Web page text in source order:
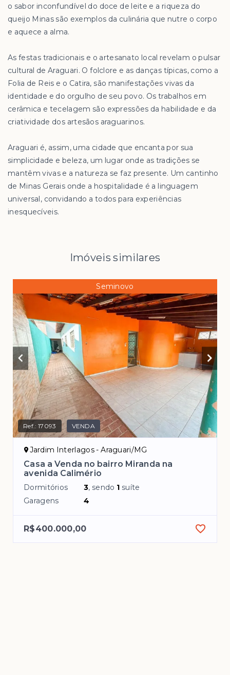
o sabor inconfundível do doce de leite e a riqueza do
queijo Minas são exemplos da culinária que nutre o corpo
e aquece a alma.
As festas tradicionais e o artesanato local revelam o pulsar
cultural de Araguari. O folclore e as danças típicas, como a
Folia de Reis e o Catira, são manifestações vivas da
identidade e do orgulho de seu povo. Os trabalhos em
cerâmica e tecelagem são expressões da habilidade e da
criatividade dos artesãos araguarinos.
Araguari é, assim, uma cidade que encanta por sua
simplicidade e beleza, um lugar onde as tradições se
mantêm vivas e a natureza se faz presente. Um cantinho
de Minas Gerais onde a hospitalidade é a linguagem
universal, convidando a todos para experiências
inesquecíveis.
Imóveis similares
Seminovo
Ref.:17093 VENDA
Jardim Interlagos - Araguari/MG
Casa a Venda no bairro Miranda na
avenida Calimério
Dormitórios 3, sendo 1 suíte
Garagens
4
R$400.000,00